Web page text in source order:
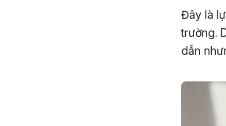
Đây là
trường.
dẫn